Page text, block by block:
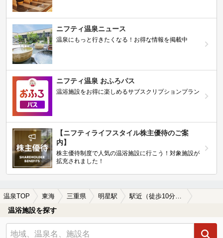
ニフティ温泉ニュース
温泉にもっと行きたくなる！お得な情報を掲載中
ニフティ温泉 おふろパス
温浴施設をお得に楽しめるサブスクリプションプラン
【ニフティライフスタイル株主優待のご案
内】
株主優待制度で人気の温浴施設に行こう！対象施設が
拡充されました！
温泉TOP 東海 三重県 明星駅 駅近（徒歩10分以内）の明星駅近くの温泉、日帰り温泉、スーパー銭湯おすすめ
温浴施設を探す